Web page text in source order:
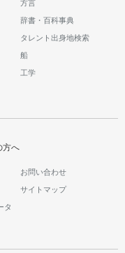
方言
辞書・百科事典
タレント出身地検索
船
工学
方へ
お問い合わせ
サイトマップ
タ